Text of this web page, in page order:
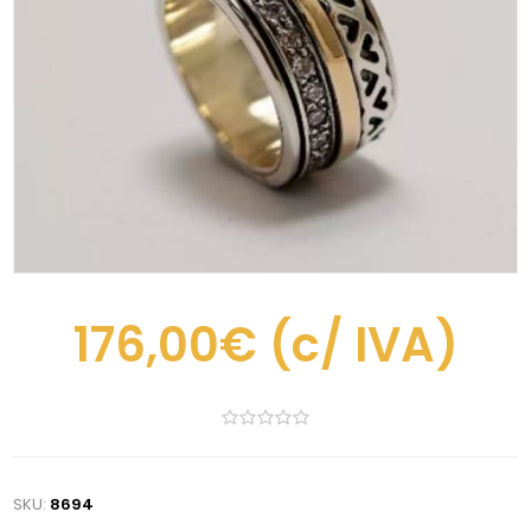
176,00€ (c/ IVA)
SKU: 8694